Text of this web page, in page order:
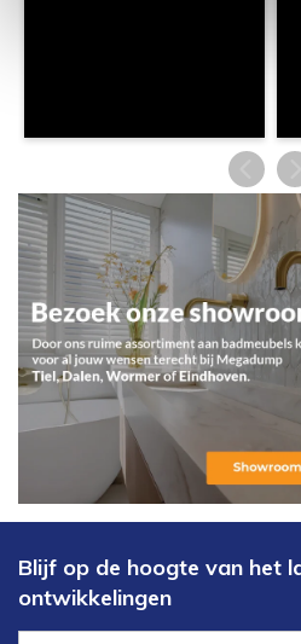
Blijf op de hoogte van het
ontwikkelingen